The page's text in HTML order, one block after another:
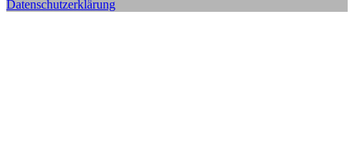
Datenschutzerklärung